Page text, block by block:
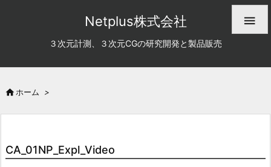
Netplus株式会社
３次元計測、３次元CGの研究開発と製品販売

 ホーム >
CA_01NP_Expl_Video